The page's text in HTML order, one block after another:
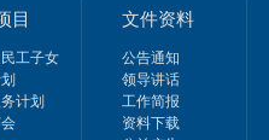
目
工子女
计划
文件资料
公告通知
领导讲话
工作简报
资料下载